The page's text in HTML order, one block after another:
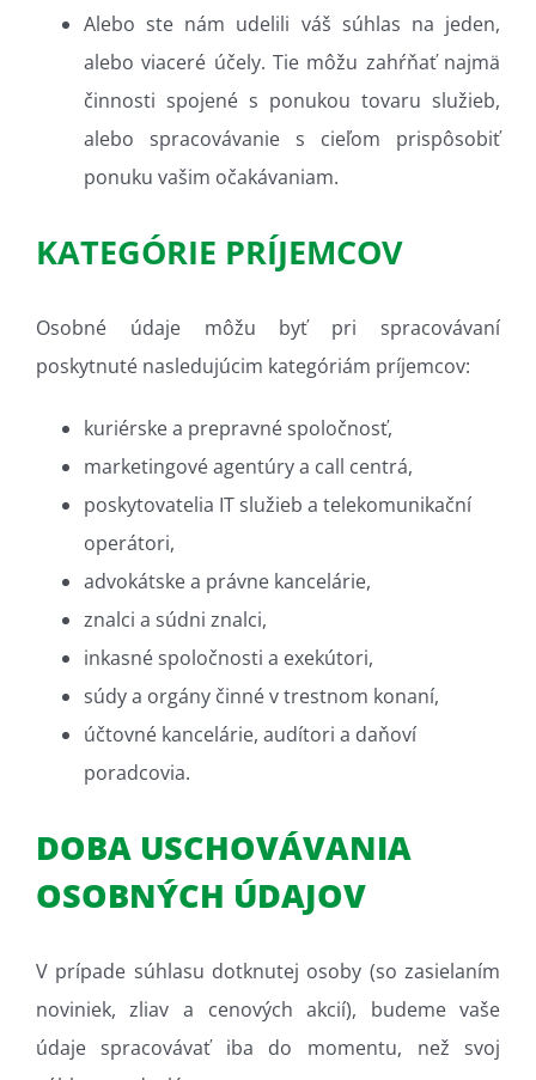
Alebo ste nám udelili váš súhlas na jeden,
alebo viaceré účely. Tie môžu zahŕňať najmä
činnosti spojené s ponukou tovaru služieb,
alebo spracovávanie s cieľom prispôsobiť
ponuku vašim očakávaniam.
KATEGÓRIE PRÍJEMCOV
Osobné údaje môžu byť pri spracovávaní
poskytnuté nasledujúcim kategóriám príjemcov:
kuriérske a prepravné spoločnosť,
marketingové agentúry a call centrá,
poskytovatelia IT služieb a telekomunikační
operátori,
advokátske a právne kancelárie,
znalci a súdni znalci,
inkasné spoločnosti a exekútori,
súdy a orgány činné v trestnom konaní,
účtovné kancelárie, audítori a daňoví
poradcovia.
DOBA USCHOVÁVANIA
OSOBNÝCH ÚDAJOV
V prípade súhlasu dotknutej osoby (so zasielaním
noviniek, zliav a cenových akcií), budeme vaše
údaje spracovávať iba do momentu, než svoj